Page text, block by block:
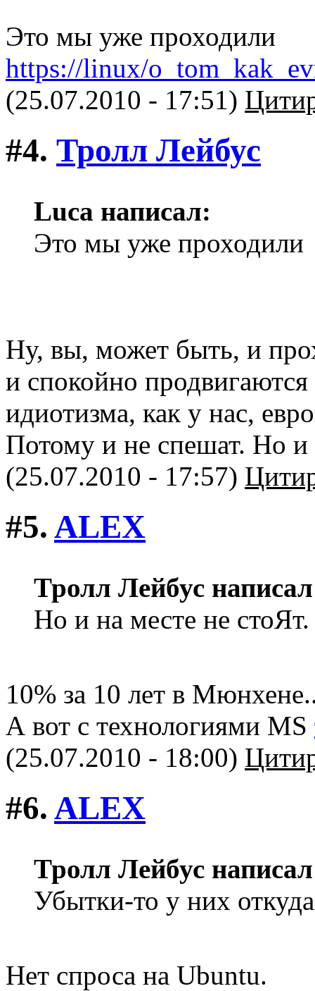
Это мы уже проходили
https://linux/
(25.07.2010 - 17:51)
#4. Тролл Лейбус
Luca написал:
Это мы уже проходили
Ну, вы, может быть, и
и спокойно
идиотизма, как у нас,
Потому и не спешат. Но и
(25.07.2010 - 17:57)
#5. ALEX
Тролл Лейбус
Но и на месте не стоЯт.
10% за 10 лет в
А вот с технологиями MS
(25.07.2010 - 18:00)
#6. ALEX
Тролл Лейбус
Убытки-то у них
Нет спроса на Ubuntu.